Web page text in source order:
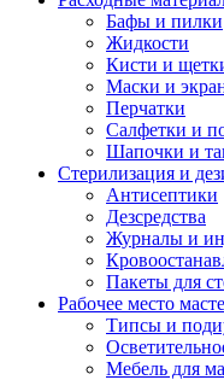
Бафы и пилки
Жидкости
Кисти и
Маски и
Перчатки
Салфетки и
Шапочки и
Стерилизация и
Антисептики
Дезсредства
Журналы и
Пакеты для
Рабочее место
Типсы и
Мебель для